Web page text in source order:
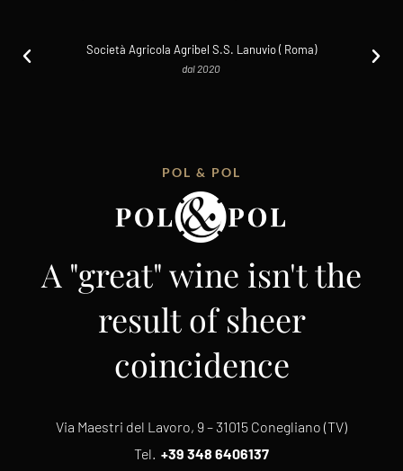
Società Agricola Agribel S.S. Lanuvio ( Roma)
dal 2020
POL & POL
A "great" wine isn't the
result of sheer
coincidence
Via Maestri del Lavoro, 9 – 31015 Conegliano (TV)
Tel. +39 348 6406137